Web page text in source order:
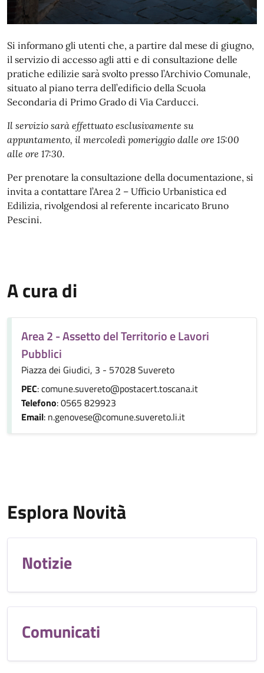
Si informano gli utenti che, a partire dal mese di giugno,
il servizio di accesso agli atti e di consultazione delle
pratiche edilizie sarà svolto presso l’Archivio Comunale,
situato al piano terra dell’edificio della Scuola
Secondaria di Primo Grado di Via Carducci.
Il servizio sarà effettuato esclusivamente su
appuntamento, il mercoledì pomeriggio dalle ore 15:00
alle ore 17:30.
Per prenotare la consultazione della documentazione, si
invita a contattare l’Area 2 – Ufficio Urbanistica ed
Edilizia, rivolgendosi al referente incaricato Bruno
Pescini.
A cura di
Area 2 - Assetto del Territorio e Lavori
Pubblici
Piazza dei Giudici, 3 - 57028 Suvereto
PEC: comune.suvereto@postacert.toscana.it
Telefono: 0565 829923
Email: n.genovese@comune.suvereto.li.it
Esplora Novità
Notizie
Comunicati